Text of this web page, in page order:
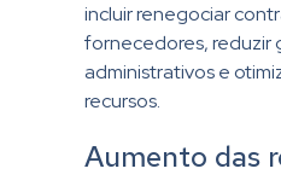
incluir renegociar
fornecedores, reduzir
administrativos e
recursos.
Aumento das